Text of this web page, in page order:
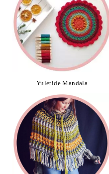
Yuletide Mandala